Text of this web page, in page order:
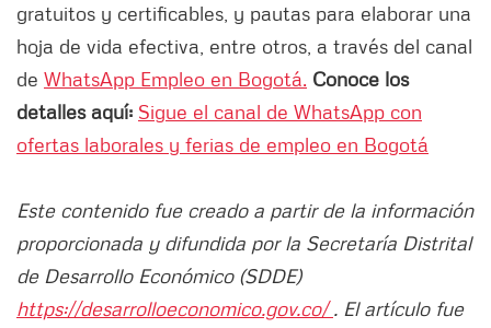
gratuitos y certificables, y pautas para elaborar una
hoja de vida efectiva, entre otros, a través del canal
de WhatsApp Empleo en Bogotá. Conoce los
detalles aquí: Sigue el canal de WhatsApp con
ofertas laborales y ferias de empleo en Bogotá
Este contenido fue creado a partir de la información
proporcionada y difundida por la Secretaría Distrital
de Desarrollo Económico (SDDE)
https://desarrolloeconomico.gov.co/. El artículo fue